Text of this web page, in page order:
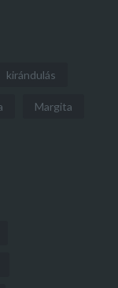
kirándulás
Margita